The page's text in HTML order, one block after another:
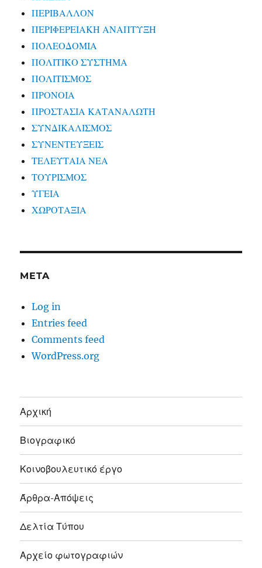
ΠΕΡΙΒΑΛΛΟΝ
ΠΕΡΙΦΕΡΕΙΑΚΗ ΑΝΑΠΤΥΞΗ
ΠΟΛΕΟΔΟΜΙΑ
ΠΟΛΙΤΙΚΟ ΣΥΣΤΗΜΑ
ΠΟΛΙΤΙΣΜΟΣ
ΠΡΟΝΟΙΑ
ΠΡΟΣΤΑΣΙΑ ΚΑΤΑΝΑΛΩΤΗ
ΣΥΝΔΙΚΑΛΙΣΜΟΣ
ΣΥΝΕΝΤΕΥΞΕΙΣ
ΤΕΛΕΥΤΑΙΑ ΝΕΑ
ΤΟΥΡΙΣΜΟΣ
ΥΓΕΙΑ
ΧΩΡΟΤΑΞΙΑ
META
Log in
Entries feed
Comments feed
WordPress.org
Αρχική
Βιογραφικό
Κοινοβουλευτικό έργο
Άρθρα-Απόψεις
Δελτία Τύπου
Αρχείο φωτογραφιών